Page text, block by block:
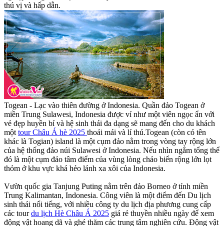
thú vị và hấp dẫn.
Togean - Lạc vào thiên đường ở Indonesia. Quần đảo Togean ở
miền Trung Sulawesi, Indonesia được ví như một viên ngọc ẩn với
vẻ đẹp huyền bí và hệ sinh thái đa dạng sẽ mang đến cho du khách
một tour Châu Á hè 2025 thoải mái và lí thú.Togean (còn có tên
khác là Togian) island là một cụm đảo nằm trong vòng tay rộng lớn
của hệ thống đảo núi Sulawesi ở Indonesia. Nếu nhìn ngắm tổng thể
đó là một cụm đảo tâm điểm của vùng lòng chảo biển rộng lớn lọt
thỏm ở khu vực khá hẻo lánh xa xôi của Indonesia.
Vườn quốc gia Tanjung Puting nằm trên đảo Borneo ở tỉnh miền
Trung Kalimantan, Indonesia. Công viên là một điểm đến Du lịch
sinh thái nổi tiếng, với nhiều công ty du lịch địa phương cung cấp
các tourdu lịch Hè Châu Á 2025 giá rẻ thuyền nhiều ngày để xem
động vật hoang dã và ghé thăm các trung tâm nghiên cứu. Động vật